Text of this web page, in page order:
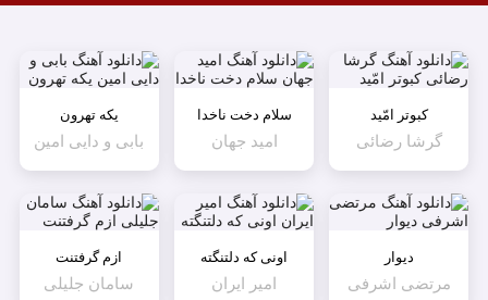
کبوتر امّید
گرشا رضائی
سلام دخت ناخدا
امید جهان
یکه تهرون
بابی و دایی امین
دیوار
مرتضی اشرفی
اونی که دلتنگته
امیر ایران
ازم گرفتنت
سامان جلیلی